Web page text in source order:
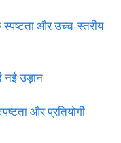
स्पष्टता और उच्च-स्तरीय
नई उड़ान
और प्रतियोगी